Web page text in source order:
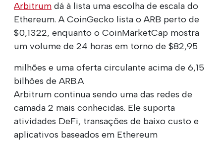
Arbitrum dá à lista uma escolha de escala do
Ethereum. A CoinGecko lista o ARB perto de
$0,1322, enquanto o CoinMarketCap mostra
um volume de 24 horas em torno de $82,95
milhões e uma oferta circulante acima de 6,15
bilhões de ARB.A
Arbitrum continua sendo uma das redes de
camada 2 mais conhecidas. Ele suporta
atividades DeFi, transações de baixo custo e
aplicativos baseados em Ethereum